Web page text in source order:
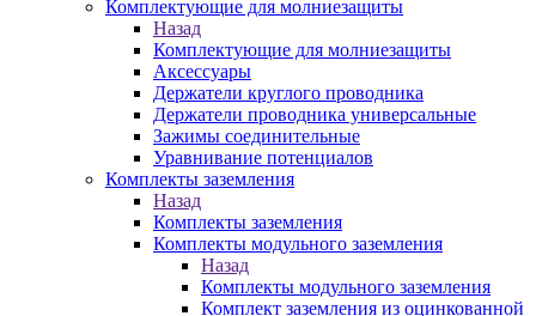
Комплектующие для молниезащиты
Назад
Комплектующие для молниезащиты
Аксессуары
Держатели круглого проводника
Держатели проводника универсальные
Зажимы соединительные
Уравнивание потенциалов
Комплекты заземления
Назад
Комплекты заземления
Комплекты модульного заземления
Назад
Комплекты модульного заземления
Комплект заземления из оцинкованной